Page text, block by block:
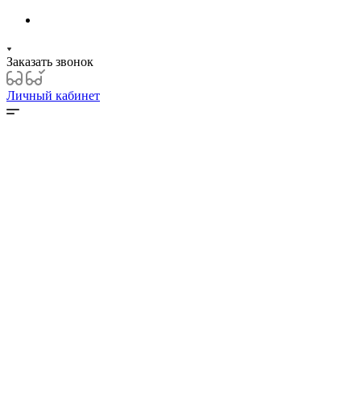
Заказать звонок
Личный кабинет